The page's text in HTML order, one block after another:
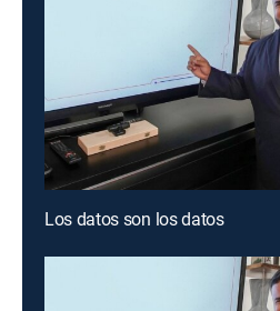
Los datos son los datos